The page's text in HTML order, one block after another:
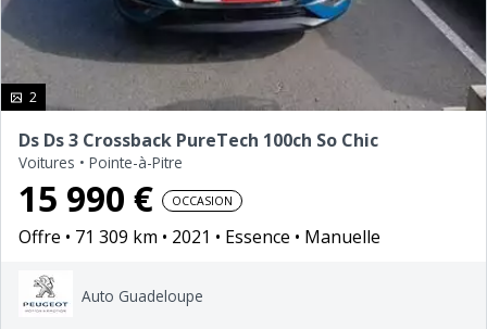
2photo(s)
Ds Ds 3 Crossback PureTech 100ch So Chic
Voitures • Pointe-à-Pitre
15 990 € OCCASION
Offre 71 309 km 2021 Essence Manuelle
Auto Guadeloupe